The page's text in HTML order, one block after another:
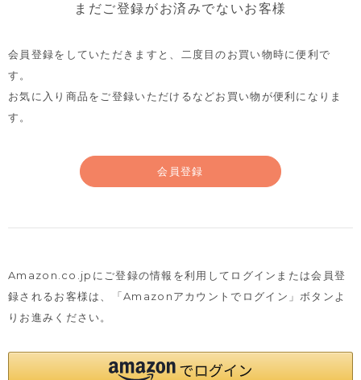
まだご登録がお済みでないお客様
会員登録をしていただきますと、二度目のお買い物時に便利で
す。
お気に入り商品をご登録いただけるなどお買い物が便利になりま
す。
会員登録
Amazon.co.jpにご登録の情報を利用してログインまたは会員登
録されるお客様は、
「Amazonアカウントでログイン」ボタンよ
りお進みください。